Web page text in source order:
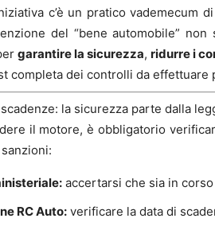
c’è un pratico vademecum
del “bene automobile”
garantire la sicurezza, ridurre i
completa dei controlli da effettuare
la sicurezza parte dalla
il motore, è obbligatorio
accertarsi che sia in
RC Auto: verificare la data di